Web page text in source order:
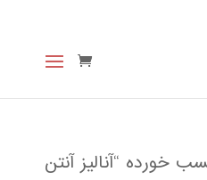
خورده “آنالیز آنتن